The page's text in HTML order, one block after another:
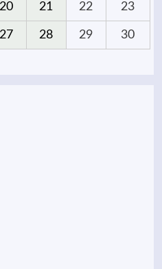
20 21 22 23
27 28 29 30